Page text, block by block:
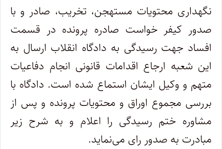
نگهداری محتویات مستهجن، تخریب، صادر و با
صدور کیفر خواست صادره پرونده در قسمت
افساد جهت رسیدگی به دادگاه انقلاب ارسال به
این شعبه ارجاع اقدامات قانونی انجام دفاعیات
متهم و وکیل ایشان استماع شده است. دادگاه با
بررسی مجموع اوراق و محتویات پرونده و پس از
مشاوره ختم رسیدگی را اعلام و به شرح زیر
مبادرت به صدور رای می‌نماید.